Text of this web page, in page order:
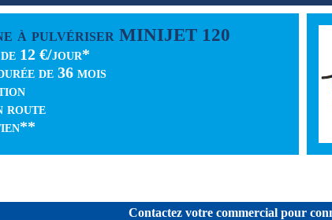
à pulvériser MINIJET 120
12 €/jour*
de 36 mois
route
Contactez votre commercial pour